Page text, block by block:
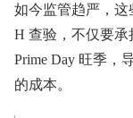
如今监管趋严，这
H 查验，不仅要
Prime Day 旺季，
的成本。